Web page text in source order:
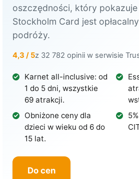
oszczędności, który
Stockholm Card jest
podróży.
4,3 / 5z 32 782 opinii w serwisie
Karnet all-inclusive: od
1 do 5 dni, wszystkie
69 atrakcji.
Obniżone ceny dla
dzieci w wieku od 6 do
15 lat.
Do cen